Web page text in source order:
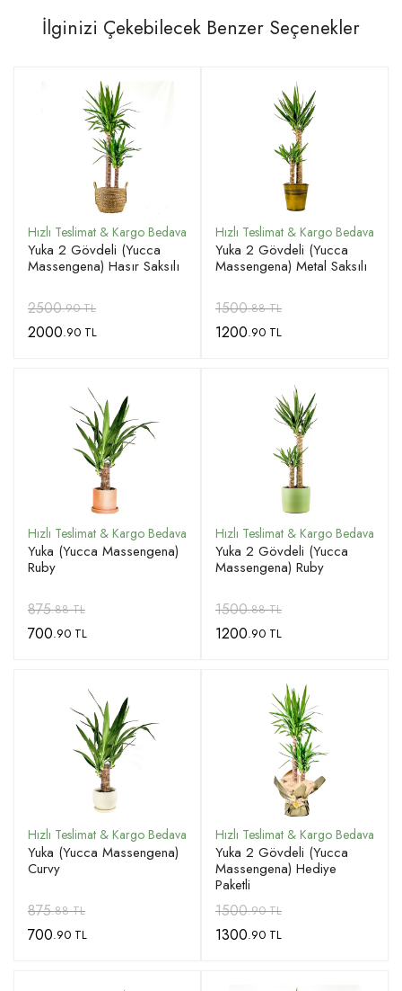
İlginizi Çekebilecek Benzer Seçenekler
Yuka 2 Gövdeli (Yucca
Massengena) Hasır Saksılı
2500.90 TL
2000.90 TL
Yuka 2 Gövdeli (Yucca
Massengena) Metal Saksılı
1500.88 TL
1200.90 TL
Yuka (Yucca Massengena)
Ruby
875.88 TL
700.90 TL
Yuka 2 Gövdeli (Yucca
Massengena) Ruby
1500.88 TL
1200.90 TL
Yuka (Yucca Massengena)
Curvy
875.88 TL
700.90 TL
Yuka 2 Gövdeli (Yucca
Massengena) Hediye
Paketli
1500.90 TL
1300.90 TL